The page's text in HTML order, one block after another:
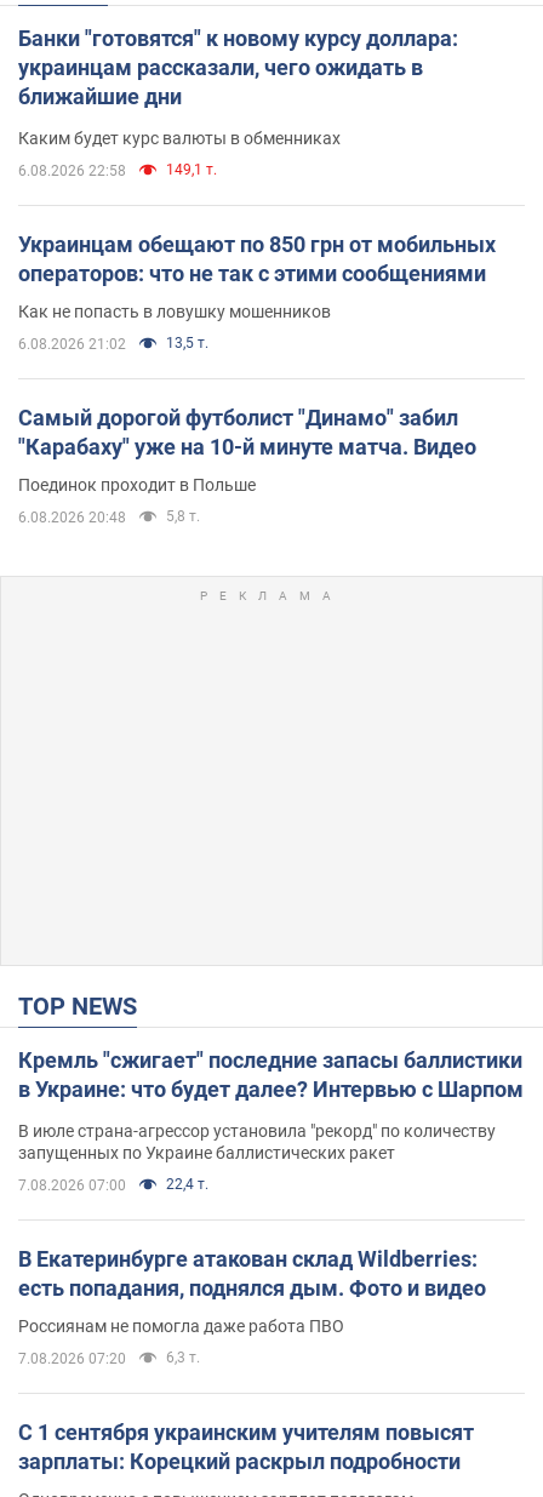
Банки "готовятся" к новому курсу доллара:
украинцам рассказали, чего ожидать в
ближайшие дни
Каким будет курс валюты в обменниках
6.08.2026 22:58 149,1 т.
Украинцам обещают по 850 грн от мобильных
операторов: что не так с этими сообщениями
Как не попасть в ловушку мошенников
6.08.2026 21:02 13,5 т.
Самый дорогой футболист "Динамо" забил
"Карабаху" уже на 10-й минуте матча. Видео
Поединок проходит в Польше
6.08.2026 20:48 5,8 т.
TOP NEWS
Кремль "сжигает" последние запасы баллистики
в Украине: что будет далее? Интервью с Шарпом
В июле страна-агрессор установила "рекорд" по количеству
запущенных по Украине баллистических ракет
7.08.2026 07:00 22,4 т.
В Екатеринбурге атакован склад Wildberries:
есть попадания, поднялся дым. Фото и видео
Россиянам не помогла даже работа ПВО
7.08.2026 07:20 6,3 т.
С 1 сентября украинским учителям повысят
зарплаты: Корецкий раскрыл подробности